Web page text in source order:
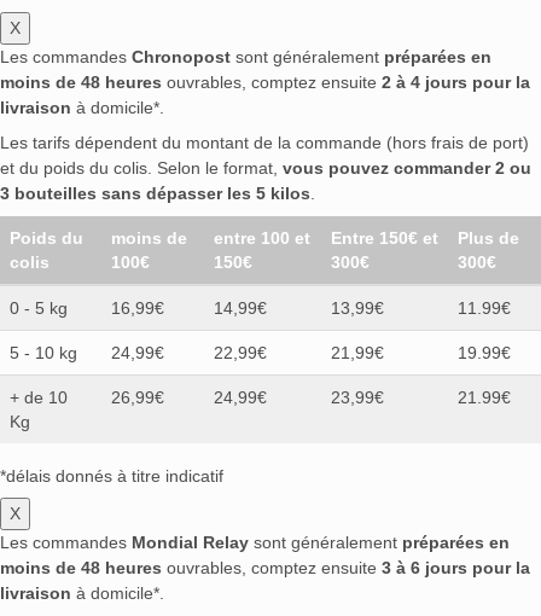
X
Les commandes Chronopost sont généralement préparées en
moins de 48 heures ouvrables, comptez ensuite 2 à 4 jours pour la
livraison à domicile*.
Les tarifs dépendent du montant de la commande (hors frais de port)
et du poids du colis. Selon le format, vous pouvez commander 2 ou
3 bouteilles sans dépasser les 5 kilos
Poids du
colis
moins de
100€
entre 100 et
150€
Entre 150€ et
300€
Plus de
300€
0 - 5 kg 16,99€ 14,99€ 13,99€ 11.99€
5 - 10 kg 24,99€ 22,99€ 21,99€ 19.99€
+ de 10
Kg
26,99€ 24,99€ 23,99€ 21.99€
*délais donnés à titre indicatif
X
Les commandes Mondial Relay sont généralement préparées en
moins de 48 heures ouvrables, comptez ensuite 3 à 6 jours pour la
livraison à domicile*.